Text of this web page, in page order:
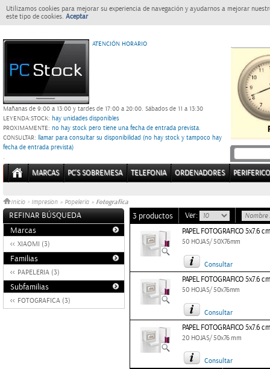
Utilizamos cookies para mejorar su experiencia de navegación y ayudarnos a mejorar
este tipo de cookies. Aceptar
ATENCIÓN HORARIO
Mañanas de 9:00 a 13:00 y tardes de 17:00 a 20:00. Sábados de 11 a 13:30
LEYENDA:STOCK: hay unidades disponibles
PROXIMAMENTE: no hay stock pero tiene una fecha de entrada prevista.
CONSULTAR: llamar para consultar su disponibilidad (no hay stock y tampoco hay
fecha de entrada prevista)
.
MARCAS PC'S SOBREMESA TELEFONIA ORDENADORES
Inicio > Impresion » Papeleria » Fotografica
REFINAR BÚSQUEDA
Marcas
XIAOMI (3)
Familias
PAPELERIA (3)
Subfamilias
FOTOGRAFICA (3)
3 productos Ver:
PAPEL FOTOGRAFICO 5x7.6
50 HOJAS/ 50X76mm
Consultar
PAPEL FOTOGRAFICO 5x7.6
50 HOJAS/ 50x76mm
Consultar
PAPEL FOTOGRAFICO 5x7.6
20 HOJAS/ 50x76 mm
Consultar